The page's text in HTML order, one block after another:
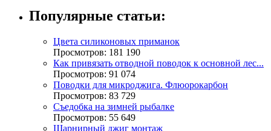
Популярные статьи:
Цвета силиконовых приманок
Просмотров: 181 190
Как привязать отводной поводок к основной лес...
Просмотров: 91 074
Поводки для микроджига. Флюорокарбон
Просмотров: 83 729
Съедобка на зимней рыбалке
Просмотров: 55 649
Шарнирный джиг монтаж